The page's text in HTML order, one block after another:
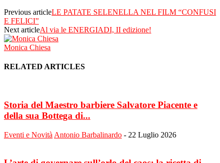
Previous articleLE PATATE SELENELLA NEL FILM “CONFUSI
E FELICI”
Next articleAl via le ENERGIADI, II edizione!
Monica Chiesa
RELATED ARTICLES
Storia del Maestro barbiere Salvatore Piacente e
della sua Bottega di...
Eventi e Novità Antonio Barbalinardo - 22 Luglio 2026